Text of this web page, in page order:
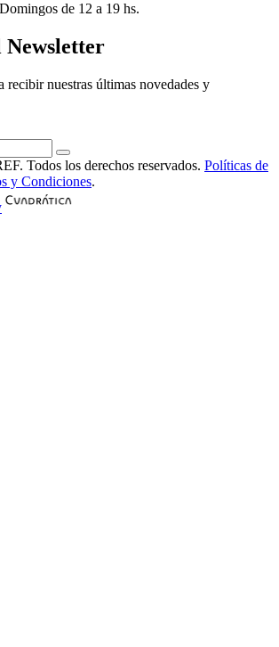
de 12 a 19 hs.
Newsletter
recibir nuestras últimas novedades y
Todos los derechos reservados. Políticas de
y Condiciones.